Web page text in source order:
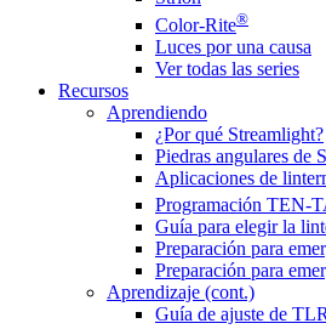
Color-Rite®
Luces por una causa
Ver todas las series
Recursos
Aprendiendo
¿Por qué Streamlight?
Piedras angulares de
Aplicaciones de
Programación TEN-
Guía para elegir la
Preparación para
Preparación para
Aprendizaje (cont.)
Guía de ajuste de TLR